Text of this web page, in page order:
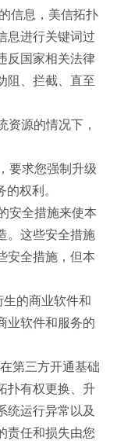
信息，美信拓扑
息进行关键词过
反国家相关法律
阻、拦截、直至
资源的情况下，
要求您强制升级
权利。
安全措施来使本
。这些安全措施
安全措施，但本
生的商业软件和
业软件和服务的
第三方开通基础
扑有权更换、升
统运行异常以及
责任和损失由您